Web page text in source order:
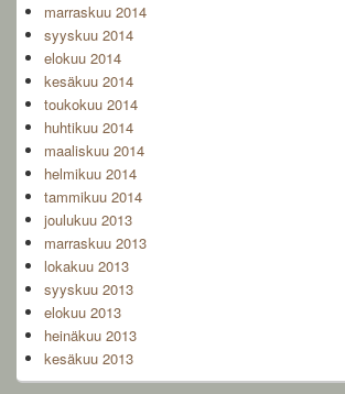
marraskuu 2014
syyskuu 2014
elokuu 2014
kesäkuu 2014
toukokuu 2014
huhtikuu 2014
maaliskuu 2014
helmikuu 2014
tammikuu 2014
joulukuu 2013
marraskuu 2013
lokakuu 2013
syyskuu 2013
elokuu 2013
heinäkuu 2013
kesäkuu 2013